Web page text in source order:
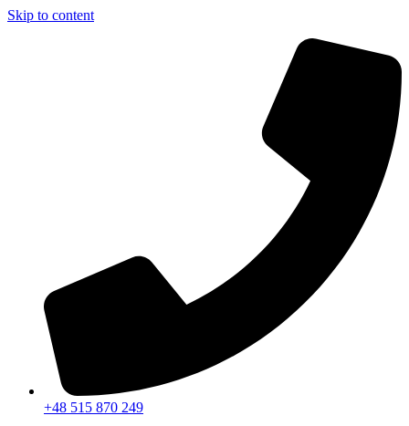
Skip to content
+48 515 870 249